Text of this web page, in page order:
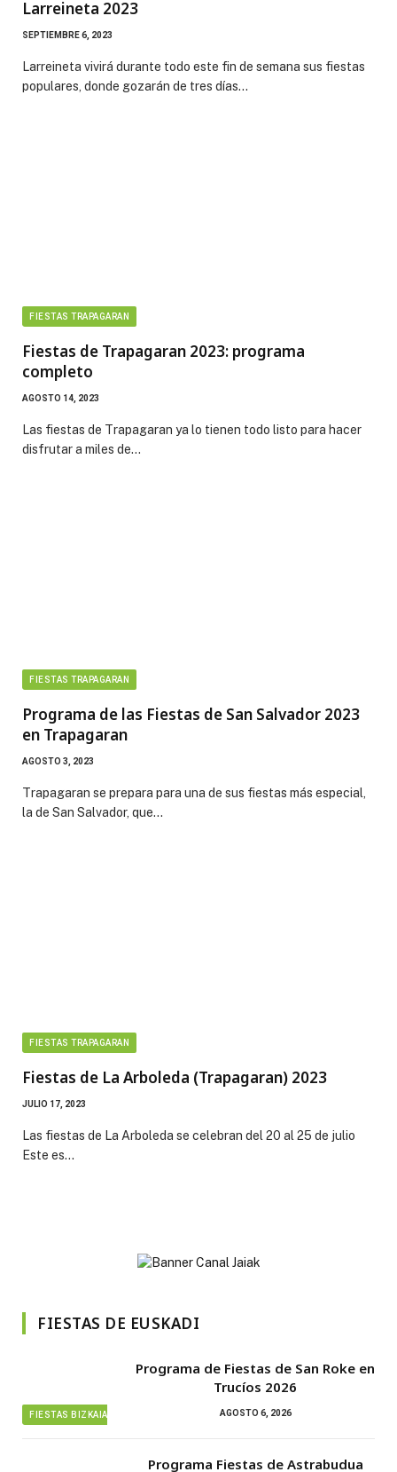
Larreineta 2023
SEPTIEMBRE 6, 2023
Larreineta vivirá durante todo este fin de semana sus fiestas
populares, donde gozarán de tres días…
FIESTAS TRAPAGARAN
Fiestas de Trapagaran 2023: programa
completo
AGOSTO 14, 2023
Las fiestas de Trapagaran ya lo tienen todo listo para hacer
disfrutar a miles de…
FIESTAS TRAPAGARAN
Programa de las Fiestas de San Salvador 2023
en Trapagaran
AGOSTO 3, 2023
Trapagaran se prepara para una de sus fiestas más especial,
la de San Salvador, que…
FIESTAS TRAPAGARAN
Fiestas de La Arboleda (Trapagaran) 2023
JULIO 17, 2023
Las fiestas de La Arboleda se celebran del 20 al 25 de julio
Este es…
FIESTAS DE EUSKADI
FIESTAS BIZKAIA
Programa de Fiestas de San Roke en
Trucíos 2026
AGOSTO 6, 2026
Programa Fiestas de Astrabudua